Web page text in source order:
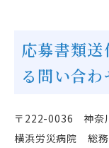
応募書類
る問い合わ
〒 222-0036 神奈
横浜労災病院 総